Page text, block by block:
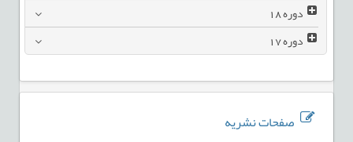
دوره18
دوره17
صفحات نشریه